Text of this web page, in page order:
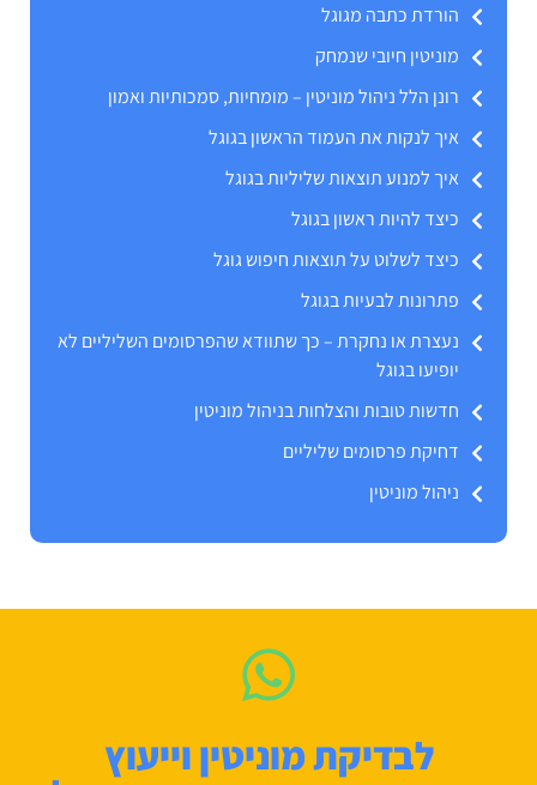
הורדת כתבה מגוגל
מוניטין חיובי שנמחק
רונן הלל ניהול מוניטין – מומחיות, סמכותיות ואמון
איך לנקות את העמוד הראשון בגוגל
איך למנוע תוצאות שליליות בגוגל
כיצד להיות ראשון בגוגל
כיצד לשלוט על תוצאות חיפוש גוגל
פתרונות לבעיות בגוגל
נעצרת או נחקרת – כך שתוודא שהפרסומים השליליים לא
יופיעו בגוגל
חדשות טובות והצלחות בניהול מוניטין
דחיקת פרסומים שליליים
ניהול מוניטין
לבדיקת מוניטין וייעוץ